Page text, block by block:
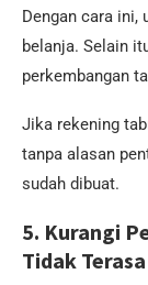
Dengan cara ini,
belanja. Selain
perkembangan
Jika rekening
tanpa alasan
sudah dibuat.
5. Kurangi
Tidak Terasa